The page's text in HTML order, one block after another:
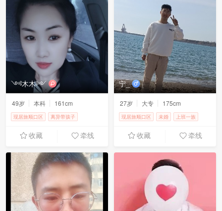
༺木木༻
49岁 本科 161cm
现居旅顺口区
离异带孩子
收藏 牵线
宁_
27岁 大专 175cm
现居旅顺口区 未婚
上班一族
收藏 牵线